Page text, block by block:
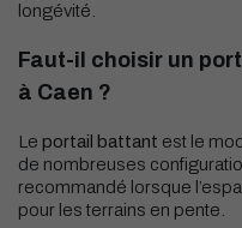
longévité.
Faut-il choisir un
à Caen ?
Le portail battant est le
de nombreuses
recommandé lorsque
pour les terrains en pente.